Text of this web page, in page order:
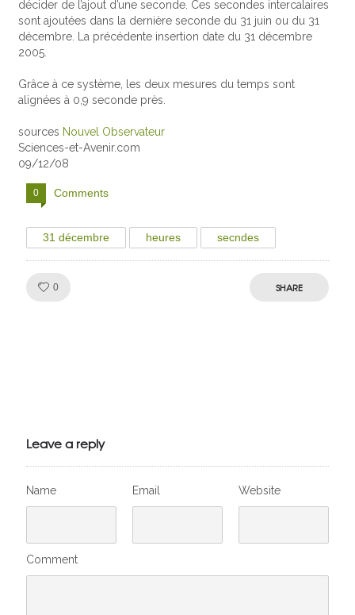
décider de l’ajout d’une seconde. Ces secondes intercalaires
sont ajoutées dans la dernière seconde du 31 juin ou du 31
décembre. La précédente insertion date du 31 décembre
2005.
Grâce à ce système, les deux mesures du temps sont
alignées à 0,9 seconde près.
sources Nouvel Observateur
Sciences-et-Avenir.com
09/12/08
0 Comments
31 décembre heures secndes
0 SHARE
Leave a reply
Name Email Website
Comment